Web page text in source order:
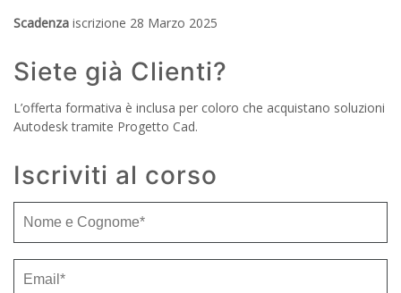
Scadenza iscrizione 28 Marzo 2025
Siete già Clienti?
L’offerta formativa è inclusa per coloro che acquistano soluzioni
Autodesk tramite Progetto Cad.
Iscriviti al corso